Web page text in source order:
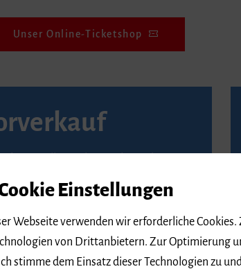
Unser Online-Ticketshop
in Ihrer Nähe finden Sie
Freiburg
Joseph-Straße 229
Freiburg
Einstellungen
Webseite verwenden wir erforderliche
von Drittanbietern. Zur Optimierung
stimme dem Einsatz dieser Technologien zu